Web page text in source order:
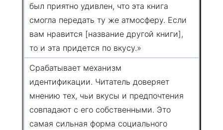
был приятно удивлен, что эта книга
смогла передать ту же атмосферу. Если
вам нравится [название другой книги],
то и эта придется по вкусу.»
Срабатывает механизм
идентификации. Читатель доверяет
мнению тех, чьи вкусы и предпочтения
совпадают с его собственными. Это
самая сильная форма социального